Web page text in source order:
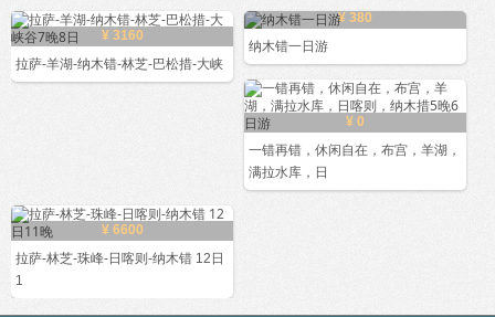
¥ 3160
拉萨-羊湖-纳木错-林芝-巴松措-大峡
¥ 380
纳木错一日游
¥ 0
一错再错，休闲自在，布宫，羊湖，
满拉水库，日
¥ 6600
拉萨-林芝-珠峰-日喀则-纳木错 12日
1